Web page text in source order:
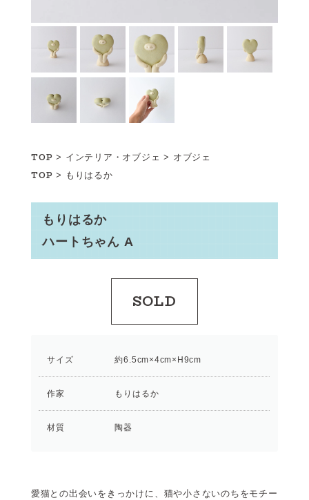
TOP > インテリア・オブジェ > オブジェ
TOP > もりはるか
もりはるか
ハートちゃん A
SOLD
サイズ 約6.5cm×4cm×H9cm
作家 もりはるか
材質 陶器
愛猫との出会いをきっかけに、猫や小さないのちをモチー